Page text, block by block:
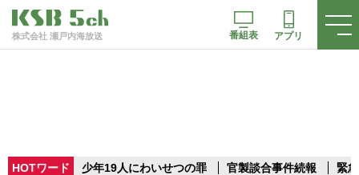
株式会社 瀬戸内海放送 番組表 アプリ
HOTワード 少年19人にわいせつの罪 官製談合事件続報 緊